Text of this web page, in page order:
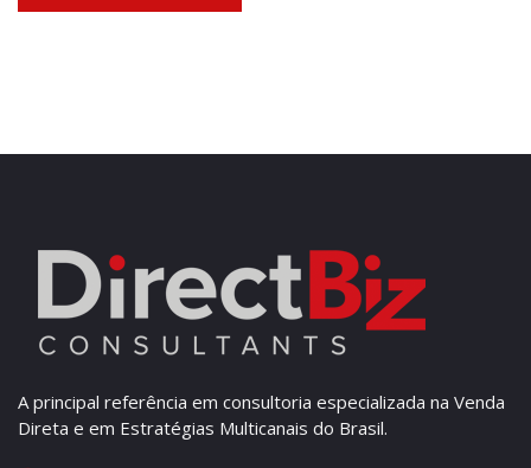
A principal referência em consultoria especializada na Venda
Direta e em Estratégias Multicanais do Brasil.